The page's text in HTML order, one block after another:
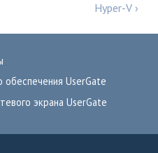
обеспечения UserGate
экрана UserGate
Hyper-V ›